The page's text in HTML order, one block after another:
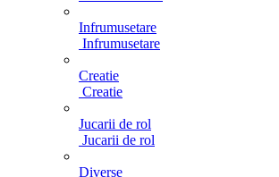
Infrumusetare
Infrumusetare
Creatie
Creatie
Jucarii de rol
Jucarii de rol
Diverse